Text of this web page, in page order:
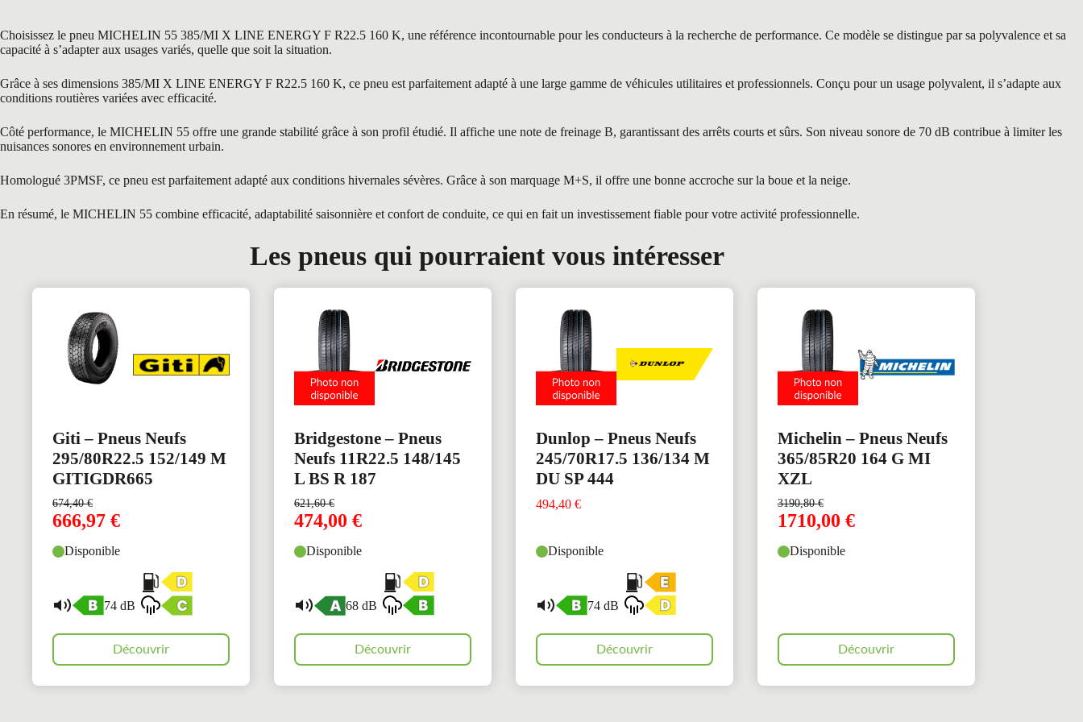
Choisissez le pneu MICHELIN 55 385/MI X LINE ENERGY F R22.5 160 K, une référence incontournable pour les conducteurs à la recherche de performance. Ce modèle se distingue par sa polyvalence et sa
capacité à s’adapter aux usages variés, quelle que soit la situation.
Grâce à ses dimensions 385/MI X LINE ENERGY F R22.5 160 K, ce pneu est parfaitement adapté à une large gamme de véhicules utilitaires et professionnels. Conçu pour un usage polyvalent, il s’adapte aux
conditions routières variées avec efficacité.
Côté performance, le MICHELIN 55 offre une grande stabilité grâce à son profil étudié. Il affiche une note de freinage B, garantissant des arrêts courts et sûrs. Son niveau sonore de 70 dB contribue à limiter les
nuisances sonores en environnement urbain.
Homologué 3PMSF, ce pneu est parfaitement adapté aux conditions hivernales sévères. Grâce à son marquage M+S, il offre une bonne accroche sur la boue et la neige.
En résumé, le MICHELIN 55 combine efficacité, adaptabilité saisonnière et confort de conduite, ce qui en fait un investissement fiable pour votre activité professionnelle.
Les pneus qui pourraient vous intéresser
Giti – Pneus Neufs
295/80R22.5 152/149 M
GITIGDR665
674,40€
666,97 €
Disponible
74 dB
Découvrir
Bridgestone – Pneus
Neufs 11R22.5 148/145
L BS R 187
621,60€
474,00 €
Disponible
68 dB
Découvrir
Dunlop – Pneus Neufs
245/70R17.5 136/134 M
DU SP 444
494,40 €
Disponible
74 dB
Découvrir
Michelin – Pneus Neufs
365/85R20 164 G MI
XZL
3190,80€
1710,00 €
Disponible
Découvrir